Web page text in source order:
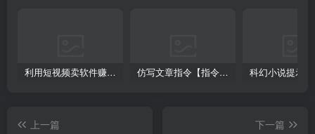
利用短视频卖软件赚钱，新手小白轻松月入10000+！ 仿写文章指令【指令+教程】
上一篇
下一篇